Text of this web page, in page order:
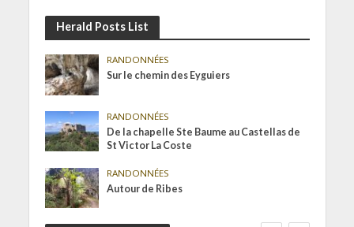
Herald Posts List
RANDONNÉES
Sur le chemin des Eyguiers
RANDONNÉES
De la chapelle Ste Baume au Castellas de
St Victor La Coste
RANDONNÉES
Autour de Ribes